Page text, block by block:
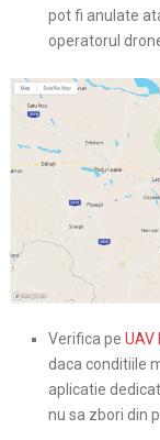
pot fi anulate
operatorul
Verifica pe UAV
daca conditiile
aplicatie
nu sa zbori din